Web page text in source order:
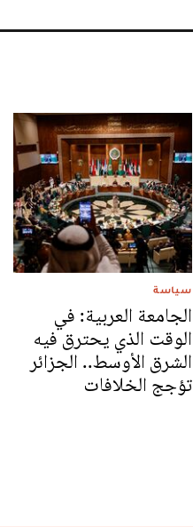
سياسة
الجامعة العربية: في
الوقت الذي يحترق فيه
الشرق الأوسط.. الجزائر
تؤجج الخلافات